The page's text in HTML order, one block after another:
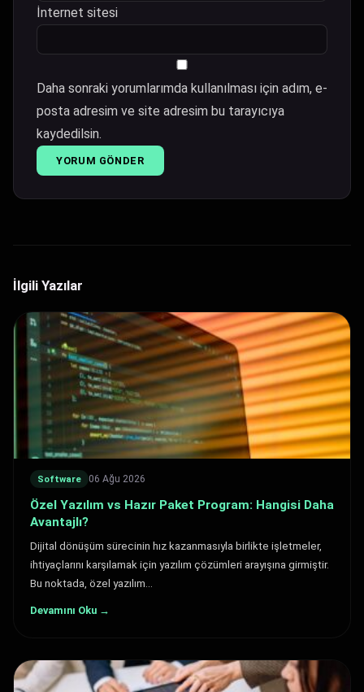
İnternet sitesi
Daha sonraki yorumlarımda kullanılması için adım, e-
posta adresim ve site adresim bu tarayıcıya
kaydedilsin.
İlgili Yazılar
Software 06 Ağu 2026
Özel Yazılım vs Hazır Paket Program: Hangisi Daha
Avantajlı?
Dijital dönüşüm sürecinin hız kazanmasıyla birlikte işletmeler,
ihtiyaçlarını karşılamak için yazılım çözümleri arayışına girmiştir.
Bu noktada, özel yazılım…
Devamını Oku →